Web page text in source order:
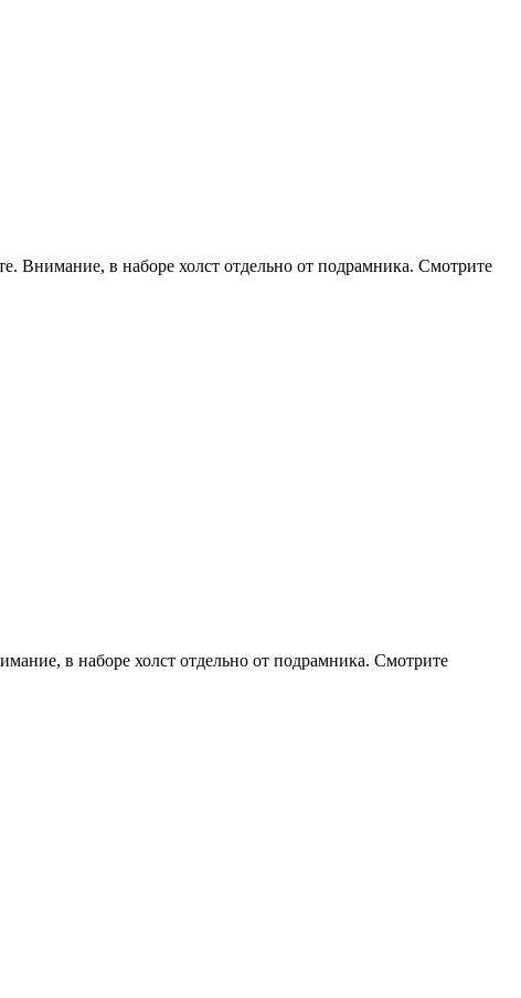
Внимание, в наборе холст отдельно от подрамника. Смотрите
в наборе холст отдельно от подрамника. Смотрите